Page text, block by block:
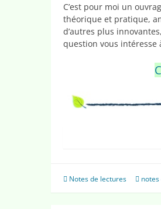
C’est pour moi un
théorique et pratique,
d’autres plus
question vous intéresse
Notes de lectures